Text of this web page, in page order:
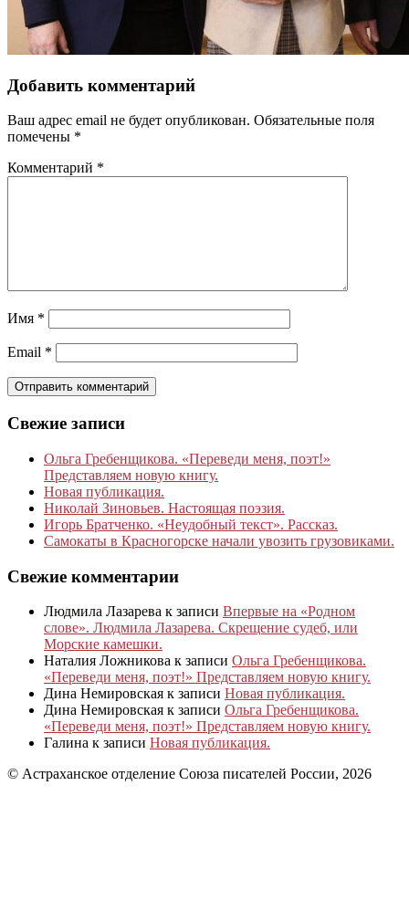
Добавить комментарий
Ваш адрес email не будет опубликован. Обязательные поля
помечены *
Комментарий *
Имя *
Email *
Свежие записи
Ольга Гребенщикова. «Переведи меня, поэт!»
Представляем новую книгу.
Новая публикация.
Николай Зиновьев. Настоящая поэзия.
Игорь Братченко. «Неудобный текст». Рассказ.
Самокаты в Красногорске начали увозить грузовиками.
Свежие комментарии
Людмила Лазарева к записи Впервые на «Родном
слове». Людмила Лазарева. Скрещение судеб, или
Морские камешки.
Наталия Ложникова к записи Ольга Гребенщикова.
«Переведи меня, поэт!» Представляем новую книгу.
Дина Немировская к записи Новая публикация.
Дина Немировская к записи Ольга Гребенщикова.
«Переведи меня, поэт!» Представляем новую книгу.
Галина к записи Новая публикация.
© Астраханское отделение Союза писателей России, 2026